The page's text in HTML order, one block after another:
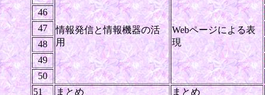
情報発信と情報機器の活
用
Webページによる表
現
46
47
48
49
50
51 まとめ まとめ